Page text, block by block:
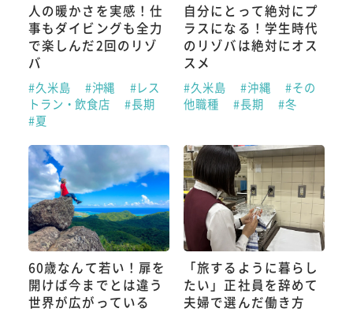
人の暖かさを実感！仕
事もダイビングも全力
で楽しんだ2回のリゾ
バ
#久米島 #沖縄
#レス
トラン・飲食店
#長期
#夏
自分にとって絶対にプ
ラスになる！学生時代
のリゾバは絶対にオス
スメ
#久米島 #沖縄
#その
他職種
#長期 #冬
60歳なんて若い！扉を
開けば今までとは違う
世界が広がっている
「旅するように暮らし
たい」正社員を辞めて
夫婦で選んだ働き方